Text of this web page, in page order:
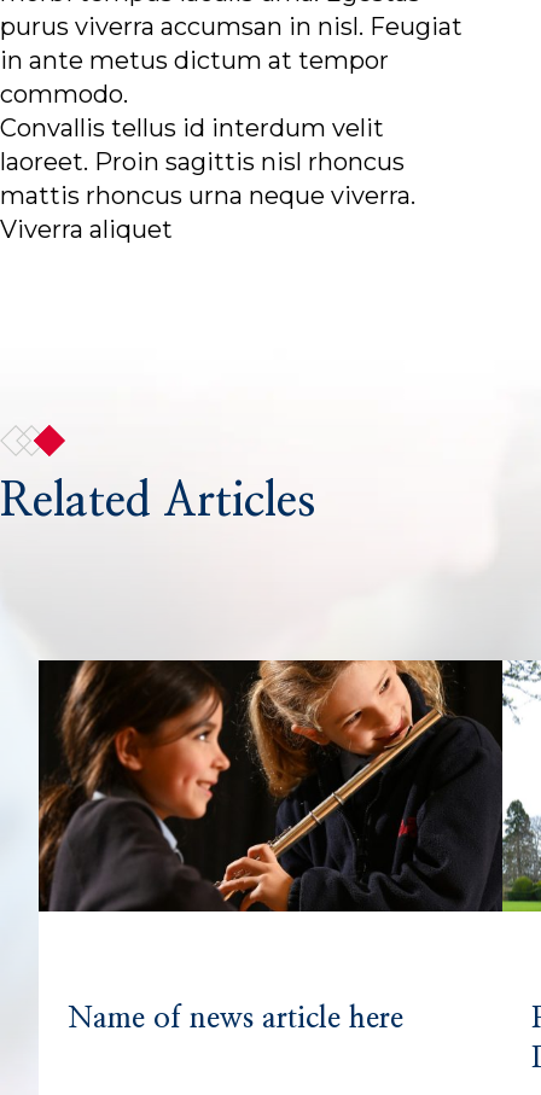
purus viverra accumsan in nisl. Feugiat
in ante metus dictum at tempor
commodo.
Convallis tellus id interdum velit
laoreet. Proin sagittis nisl rhoncus
mattis rhoncus urna neque viverra.
Viverra aliquet
Related Articles
Name of news article here